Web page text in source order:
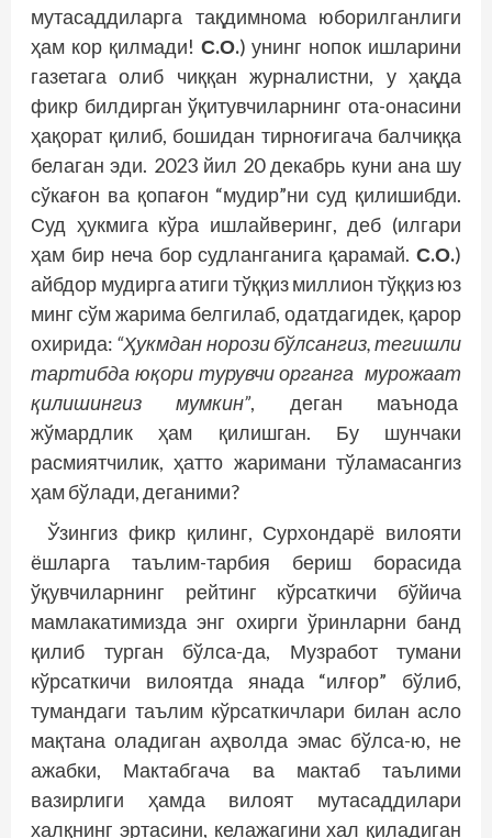
мутасаддиларга тақдимнома юборилганлиги
ҳам кор қилмади! С.О.) унинг нопок ишларини
газетага олиб чиққан журналистни, у ҳақда
фикр билдирган ўқитувчиларнинг ота-онасини
ҳақорат қилиб, бошидан тирноғигача балчиққа
белаган эди. 2023 йил 20 декабрь куни ана шу
сўкағон ва қопағон “мудир”ни суд қилишибди.
Суд ҳукмига кўра ишлайверинг, деб (илгари
ҳам бир неча бор судланганига қарамай. С.О.)
айбдор мудирга атиги тўққиз миллион тўққиз юз
минг сўм жарима белгилаб, одатдагидек, қарор
охирида: “Ҳукмдан норози бўлсангиз, тегишли
тартибда юқори турувчи органга мурожаат
қилишингиз мумкин”, деган маънода
жўмардлик ҳам қилишган. Бу шунчаки
расмиятчилик, ҳатто жаримани тўламасангиз
ҳам бўлади, деганими?
Ўзингиз фикр қилинг, Сурхондарё вилояти
ёшларга таълим-тарбия бериш борасида
ўқувчиларнинг рейтинг кўрсаткичи бўйича
мамлакатимизда энг охирги ўринларни банд
қилиб турган бўлса-да, Музработ тумани
кўрсаткичи вилоятда янада “илғор” бўлиб,
тумандаги таълим кўрсаткичлари билан асло
мақтана оладиган аҳволда эмас бўлса-ю, не
ажабки, Мактабгача ва мактаб таълими
вазирлиги ҳамда вилоят мутасаддилари
халқнинг эртасини, келажагини хал қиладиган